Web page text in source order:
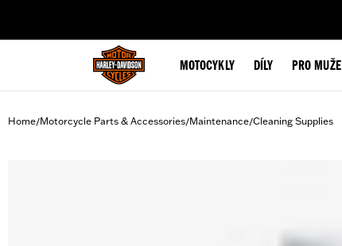
MOTOCYKLY DÍLY PRO MUŽE
Home/Motorcycle Parts & Accessories/Maintenance/Cleaning Supplies